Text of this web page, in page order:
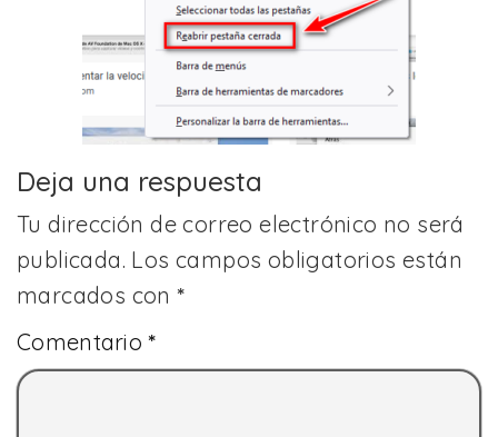
Deja una respuesta
Tu dirección de correo electrónico no será
publicada. Los campos obligatorios están
marcados con*
Comentario*